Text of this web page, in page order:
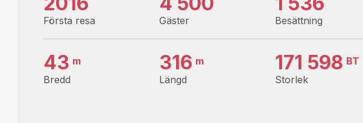
Första resa Gäster Besättning
Bredd
43 m
Längd
316 m
Storlek
171 598 BT